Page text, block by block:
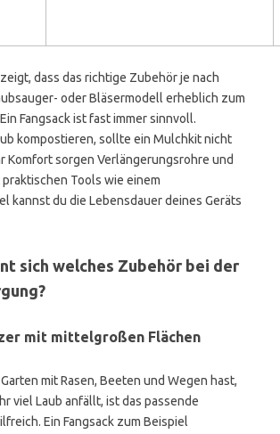
dass das richtige Zubehör je nach
oder Bläsermodell erheblich zum
Fangsack ist fast immer sinnvoll.
kompostieren, sollte ein Mulchkit nicht
Komfort sorgen Verlängerungsrohre und
Tools wie einem
kannst du die Lebensdauer deines Geräts
sich welches Zubehör bei der
mit mittelgroßen Flächen
mit Rasen, Beeten und Wegen hast,
viel Laub anfällt, ist das passende
Ein Fangsack zum Beispiel